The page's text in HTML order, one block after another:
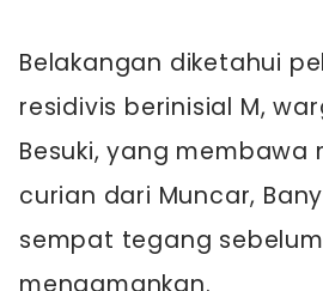
Belakangan diketahui
residivis berinisial M,
Besuki, yang membawa
curian dari Muncar,
sempat tegang